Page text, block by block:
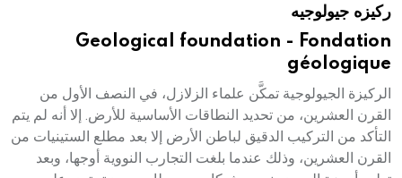
هيئة الموسوعة العربية تطلق موسوعات جديدة في عام 2026ركيزه جيولوجيه
Geological foundation - Fondation
géologique
الركيزة الجيولوجية تمكَّن علماء الزلازل، في النصف الأول من
القرن العشرين، من تحديد النطاقات الأساسية للأرض. إلا أنه لم يتم
التأكد من التركيب الدقيق لباطن الأرض إلا بعد مطلع الستينيات من
القرن العشرين، وذلك عندما بلغت التجارب النووية أوجها، وبعد